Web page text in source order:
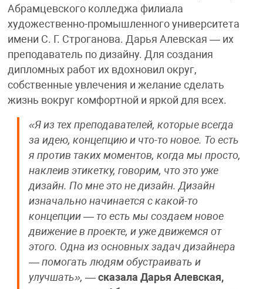
Абрамцевского колледжа филиала
художественно-промышленного университета
имени С. Г. Строганова. Дарья Алевская — их
преподаватель по дизайну. Для создания
дипломных работ их вдохновил округ,
собственные увлечения и желание сделать
жизнь вокруг комфортной и яркой для всех.
«Я из тех преподавателей, которые всегда
за идею, концепцию и что-то новое. То есть
я против таких моментов, когда мы просто,
наклеив этикетку, говорим, что это уже
дизайн. По мне это не дизайн. Дизайн
изначально начинается с какой-то
концепции — то есть мы создаем новое
движение в проекте, и уже движемся от
этого. Одна из основных задач дизайнера
— помогать людям обустраивать и
улучшать», — сказала Дарья Алевская,